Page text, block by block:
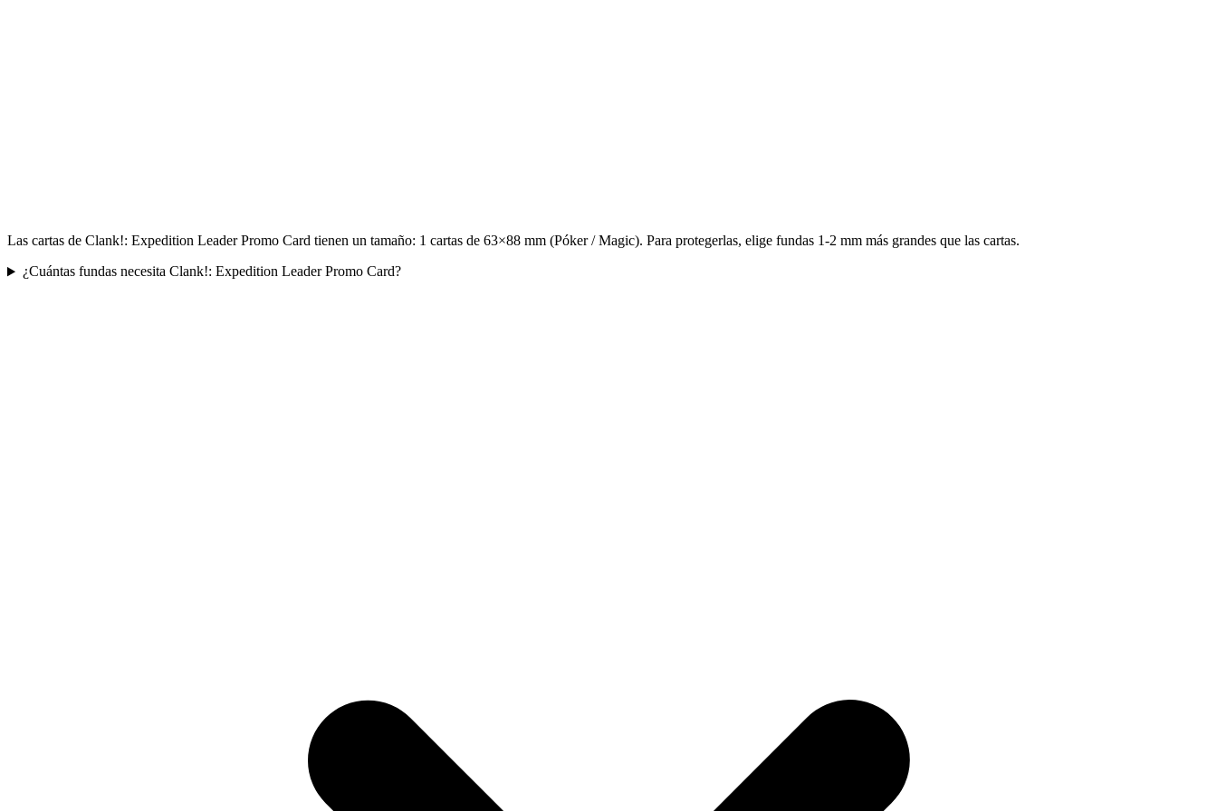
Las cartas de Clank!: Expedition Leader Promo Card tienen un tamaño: 1 cartas de 63×88 mm (Póker / Magic). Para protegerlas, elige fundas 1-2 mm más grandes que las cartas.
¿Cuántas fundas necesita Clank!: Expedition Leader Promo Card?